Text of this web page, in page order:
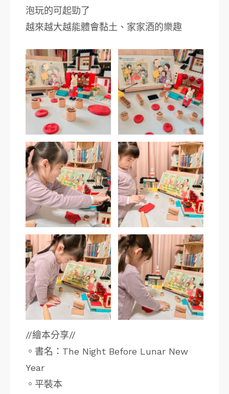
泡玩的可起勁了
越來越大越能體會黏土、家家酒的樂趣
//繪本分享//
。書名：The Night Before Lunar New
Year
。平裝本